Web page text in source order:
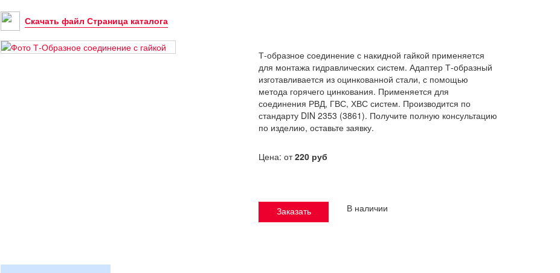
Скачать файл Страница каталога
Т-образное соединение с накидной гайкой применяется
для монтажа гидравлических систем. Адаптер Т-образный
изготавливается из оцинкованной стали, с помощью
метода горячего цинкования. Применяется для
соединения РВД, ГВС, ХВС систем. Производится по
стандарту DIN 2353 (3861). Получите полную консультацию
по изделию, оставьте заявку.
Цена: от220 руб
Заказать В наличии